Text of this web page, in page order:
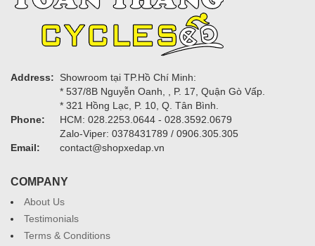
Address:
Showroom tại TP.Hồ Chí Minh:
* 537/8B Nguyễn Oanh, , P. 17, Quận Gò Vấp.
* 321 Hồng Lạc, P. 10, Q. Tân Bình.
Phone:
HCM: 028.2253.0644 - 028.3592.0679
Zalo-Viper: 0378431789 / 0906.305.305
Email:
contact@shopxedap.vn
COMPANY
About Us
Testimonials
Terms & Conditions